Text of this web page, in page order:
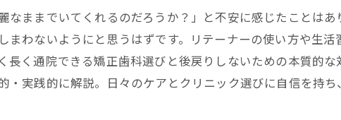
ままでいてくれるのだろうか？」と不安に感じたことは
わないようにと思うはずです。リテーナーの使い方や生
く通院できる矯正歯科選びと後戻りしないための本質的な
実践的に解説。日々のケアとクリニック選びに自信を持